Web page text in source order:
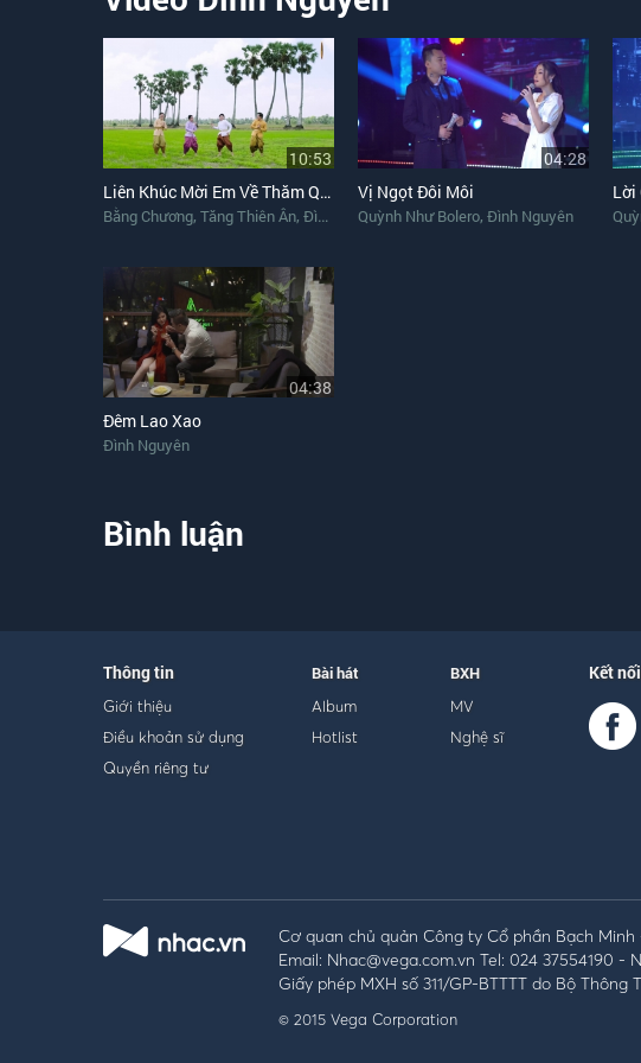
10:53
Liên Khúc Mời Em Về Thăm Quê Anh (Liên Khúc Thái Remix)
Bằng Chương, Tăng Thiên Ân, Đình Nguyên ,Puol Lê
04:28
Vị Ngọt Đôi Môi
Quỳnh Như Bolero, Đình Nguyên
Lời
04:38
Đêm Lao Xao
Đình Nguyên
Bình luận
Thông tin
Giới thiệu
Điều khoản sử dụng
Quyền riêng tư
Bài hát
Album
Hotlist
BXH
MV
Nghệ sĩ
Kết
Cơ quan chủ quản Công ty Cổ phần Bạch
Email: Nhac@vega.com.vn Tel: 024 37554190
Giấy phép MXH số 311/GP-BTTTT do Bộ
© 2015 Vega Corporation